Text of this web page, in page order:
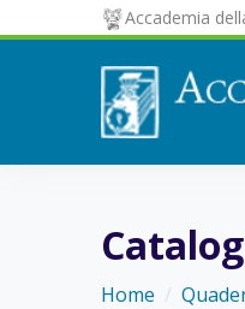
Accademia
Home